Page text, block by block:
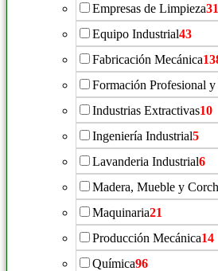
Empresas de Limpieza31
Equipo Industrial43
Fabricación Mecánica
Formación Profesional
Industrias Extractivas10
Ingeniería Industrial5
Lavanderia Industrial6
Madera, Mueble y
Maquinaria21
Producción Mecánica14
Química96